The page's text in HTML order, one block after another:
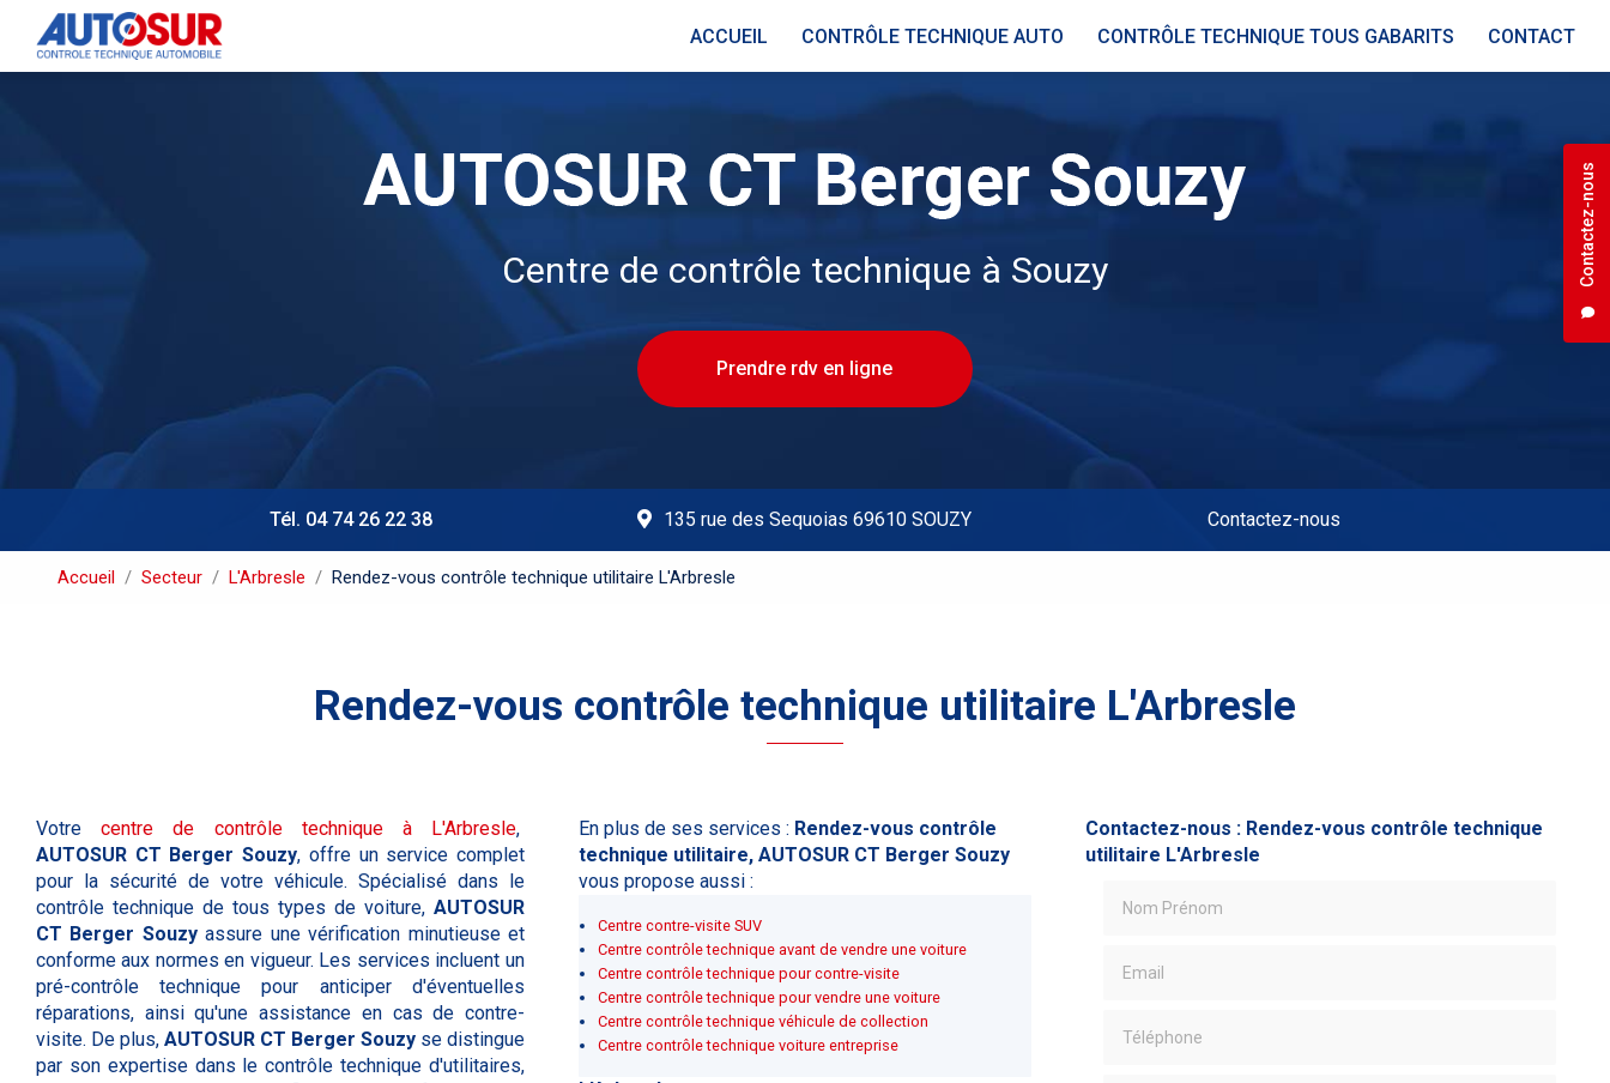
contenu
Contactez-nous
ACCUEIL
CONTRÔLE TECHNIQUE AUTO CONTRÔLE TECHNIQUE TOUS GABARITS CONTACT
Centre de contrôle technique à Souzy
Prendre rdv en ligne
Tél. 04 74 26 22 38 135 rue des Sequoias 69610 SOUZY Contactez-nous
Accueil Secteur L'Arbresle Rendez-vous contrôle technique utilitaire L'Arbresle
Rendez-vous contrôle technique utilitaire L'Arbresle
Votrecentre de contrôle technique à L'Arbresle,
AUTOSUR CT Berger Souzy, offre un service complet
pour la sécurité de votre véhicule. Spécialisé dans le
contrôle technique de tous types de voiture, AUTOSUR
CT Berger Souzyassure une vérification minutieuse et
conforme aux normes en vigueur. Les services incluent un
pré-contrôle technique pour anticiper d'éventuelles
réparations, ainsi qu'une assistance en cas de contre-
visite. De plus, AUTOSUR CT Berger Souzy se distingue
par son expertise dans le contrôle technique d'utilitaires,
En plus de ses services : Rendez-vous contrôle
technique utilitaire, AUTOSUR CT Berger Souzy
vous propose aussi :
Centre contre-visite SUV
Centre contrôle technique avant de vendre une voiture
Centre contrôle technique pour contre-visite
Centre contrôle technique pour vendre une voiture
Centre contrôle technique véhicule de collection
Centre contrôle technique voiture entreprise
Contactez-nous : Rendez-vous contrôle technique
utilitaire L'Arbresle